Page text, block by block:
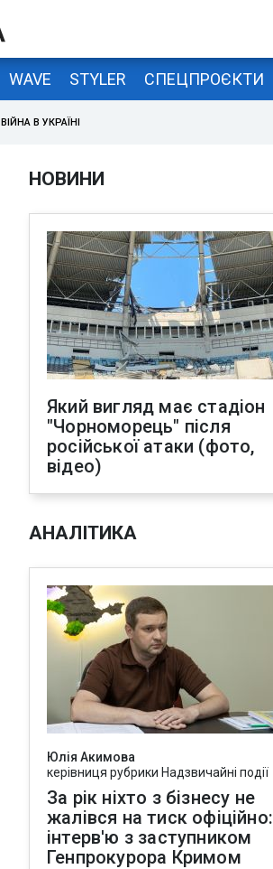
WAVE STYLER СПЕЦПРОЄКТИ
ВІЙНА В УКРАЇНІ
НОВИНИ
Який вигляд має стадіон
"Чорноморець" після
російської атаки (фото,
відео)
АНАЛІТИКА
Юлія Акимова
керівниця рубрики Надзвичайні події
За рік ніхто з бізнесу не
жалівся на тиск офіційно:
інтерв'ю з заступником
Генпрокурора Кримом